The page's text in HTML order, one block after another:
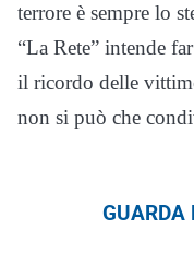
terrore è sempre lo
“La Rete” intende
il ricordo delle
non si può che